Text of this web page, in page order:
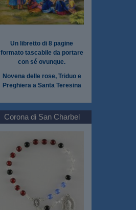
Un libretto di 8 pagine
formato tascabile da portare
con sé ovunque.
Novena delle rose, Triduo e
Preghiera a Santa Teresina
Corona di San Charbel